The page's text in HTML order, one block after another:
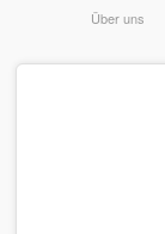
Über uns